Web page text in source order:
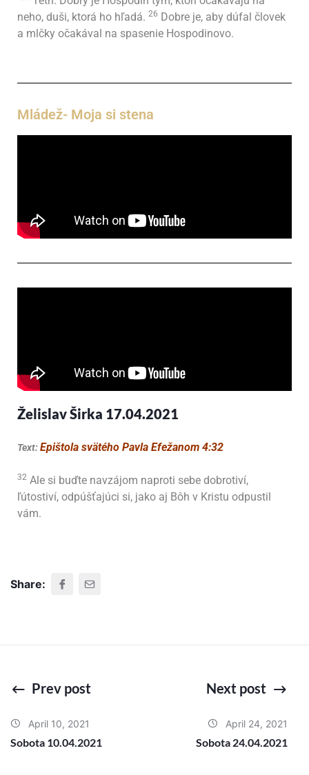
neho, duši, ktorá ho hľadá. 26 Dobre je, aby dúfal človek
a mlčky očakával na spasenie Hospodinovo.
Mládež- Moja si stena
Želislav Širka 17.04.2021
Text:Epištola svätého Pavla Efežanom 4:32
32 Ale si buďte navzájom naproti sebe dobrotiví,
ľútostiví, odpúšťajúci si, jako aj Bôh v Kristu odpustil
vám.
Share:
Prev post
April 10, 2021
Sobota 10.04.2021
Next post
April 24, 2021
Sobota 24.04.2021